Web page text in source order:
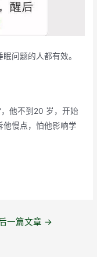
问题的人都有效。
他不到20 岁，开始
他慢点，怕他影响学
一篇文章 →